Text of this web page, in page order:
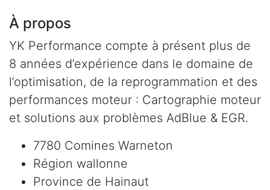
À propos
YK Performance compte à présent plus de
8 années d’expérience dans le domaine de
l’optimisation, de la reprogrammation et des
performances moteur : Cartographie moteur
et solutions aux problèmes AdBlue & EGR.
7780 Comines Warneton
Région wallonne
Province de Hainaut